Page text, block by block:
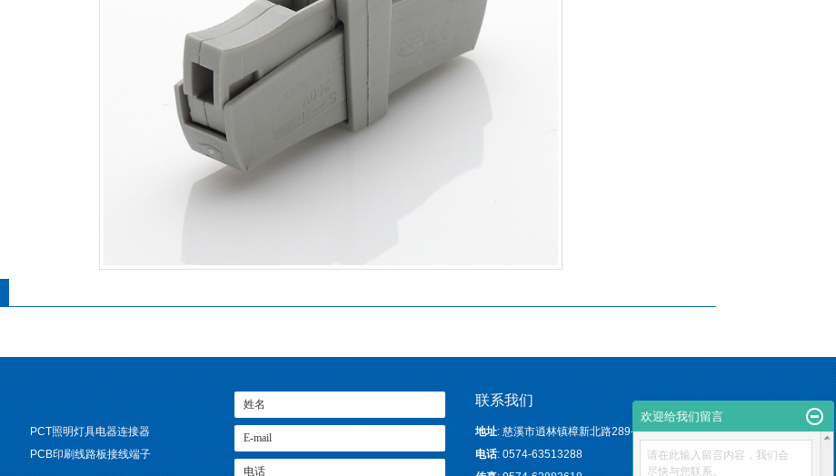
PCT照明灯具电器连接器
PCB印刷线路板接线端子
联系我们
地址: 慈溪市逍林镇樟新北路289--295号
电话: 0574-63513288
欢迎给我们留言
请在此输入留言内容，我们会
尽快与您联系。